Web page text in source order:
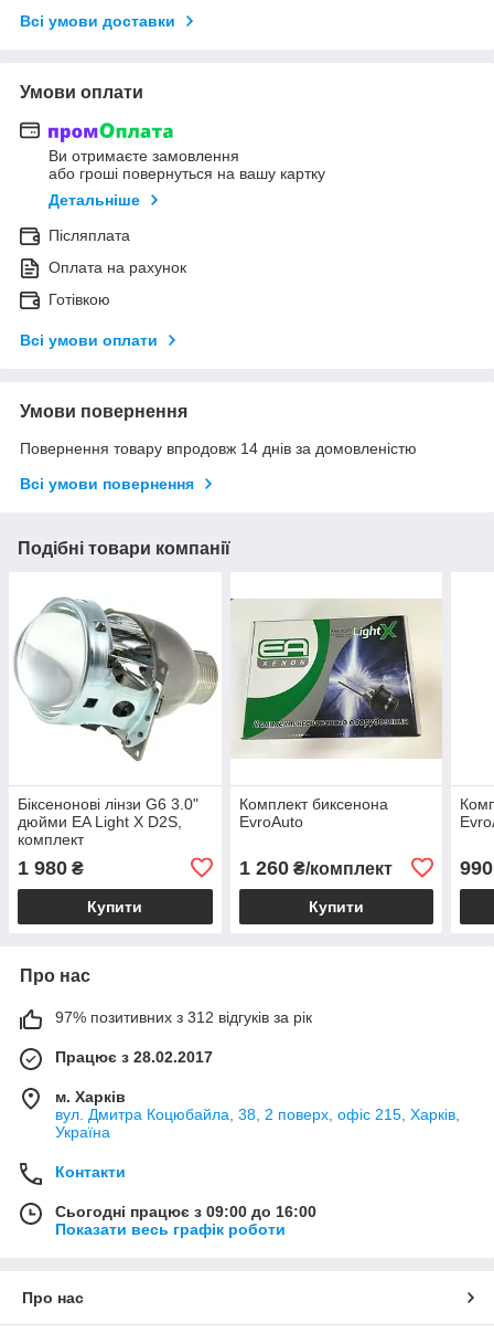
Всі умови доставки
Умови оплати
Ви отримаєте замовлення
або гроші повернуться на вашу картку
Детальніше
Післяплата
Оплата на рахунок
Готівкою
Всі умови оплати
Умови повернення
Повернення товару впродовж 14 днів за домовленістю
Всі умови повернення
Подібні товари компанії
Біксенонові лінзи G6 3.0"
дюйми EA Light X D2S,
комплект
1 980 ₴
Купити
Комплект биксенона
EvroAuto
1 260₴/комплект
Купити
990
Про нас
97% позитивних з 312 відгуків за рік
Працює з 28.02.2017
м. Харків
вул. Дмитра Коцюбайла, 38, 2 поверх, офіс 215, Харків,
Україна
Контакти
Сьогодні працює з 09:00 до 16:00
Показати весь графік роботи
Про нас